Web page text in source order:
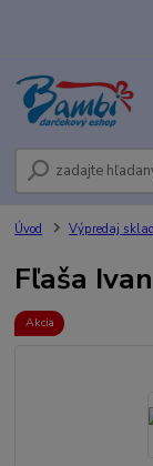
Úvod Výpredaj
Fľaša Ivan
Akcia